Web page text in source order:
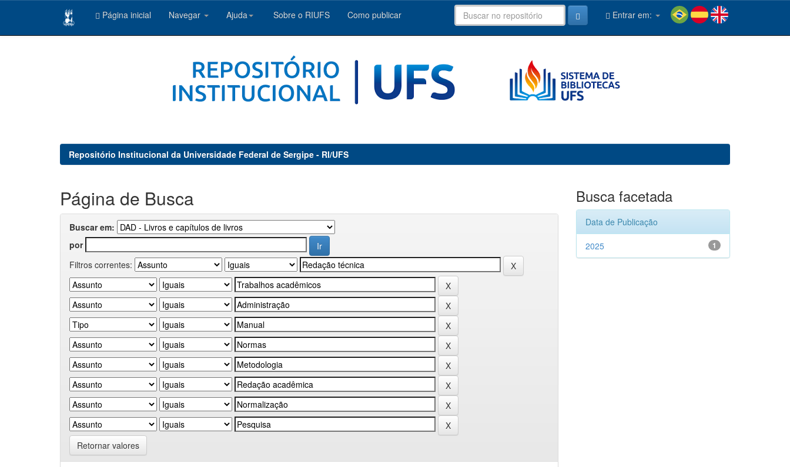
Página inicial Navegar Ajuda Sobre o RIUFS Como publicar Entrar em:
Repositório Institucional da Universidade Federal de Sergipe - RI/UFS
Página de Busca
Buscar em:
por
Filtros correntes:
Retornar valores
Busca facetada
Data de Publicação
1
2025